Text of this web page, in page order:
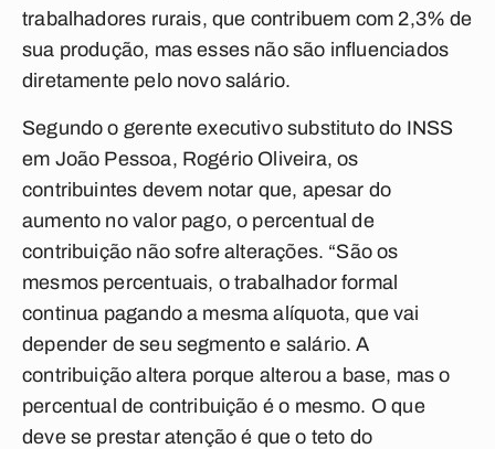
trabalhadores rurais, que contribuem com 2,3% de
sua produção, mas esses não são influenciados
diretamente pelo novo salário.
Segundo o gerente executivo substituto do INSS
em João Pessoa, Rogério Oliveira, os
contribuintes devem notar que, apesar do
aumento no valor pago, o percentual de
contribuição não sofre alterações. “São os
mesmos percentuais, o trabalhador formal
continua pagando a mesma alíquota, que vai
depender de seu segmento e salário. A
contribuição altera porque alterou a base, mas o
percentual de contribuição é o mesmo. O que
deve se prestar atenção é que o teto do